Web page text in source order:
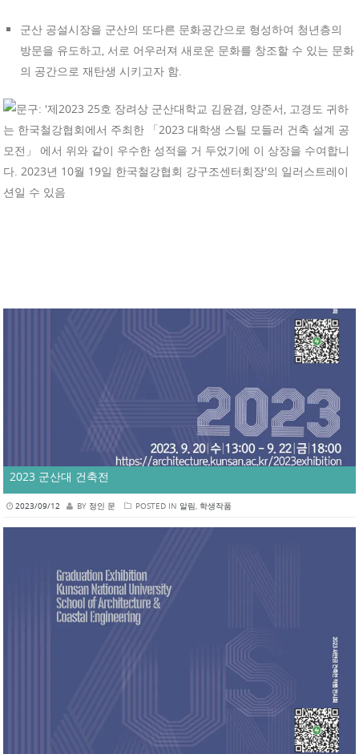
군산 공설시장을 군산의 또다른 문화공간으로 형성하여 청년층의
방문을 유도하고, 서로 어우러져 새로운 문화를 창조할 수 있는 문화
의 공간으로 재탄생 시키고자 함.
2023 군산대 건축전
2023/09/12 BY 정인 문 POSTED IN 알림, 학생작품